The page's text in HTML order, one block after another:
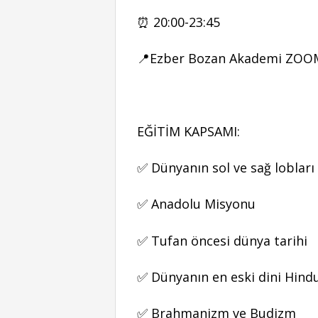
⏰ 20:00-23:45
📍Ezber Bozan Akademi
EĞİTİM KAPSAMI:
✅ Dünyanın sol ve sağ lobları
✅ Anadolu Misyonu
✅ Tufan öncesi dünya tarihi
✅ Dünyanın en eski dini
✅ Brahmanizm ve Budizm